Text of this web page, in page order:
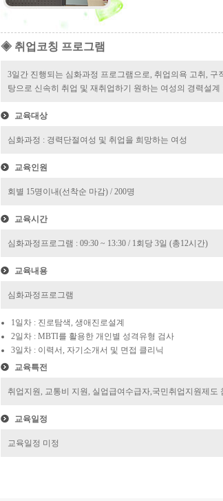
◈ 취업코칭 프로그램
3일간 진행되는 심화과정 프로그램으로, 취업의욕 고취,
탕으로 신속히 취업 및 재취업하기 원하는 여성의 경력설
교육대상
심화과정 : 경력단절여성 및 취업을 희망하는 여성
교육인원
회별 15명이내(선착순 마감) / 200명
교육시간
심화과정프로그램 : 09:30 ~ 13:30 / 1회당 3일 (총12시간)
교육내용
심화과정프로그램
1일차 : 진로탐색, 생애진로설계
2일차 : MBTI를 활용한 개인별 성격유형 검사
3일차 : 이력서, 자기소개서 및 면접 클리닉
교육특전
취업지원, 교통비 지원, 실업급여수급자,국민취업지원제도
교육일정
교육일정 미정